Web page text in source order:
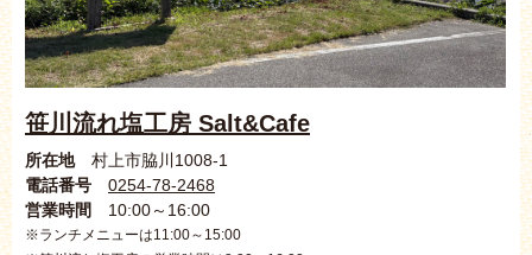
笹川流れ塩工房 Salt&Cafe
所在地村上市脇川1008-1
電話番号
0254-78-2468
営業時間
10:00～16:00
※ランチメニューは11:00～15:00